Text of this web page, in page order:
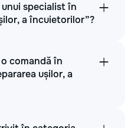
specialist în
a încuietorilor”?
comandă în
ușilor, a